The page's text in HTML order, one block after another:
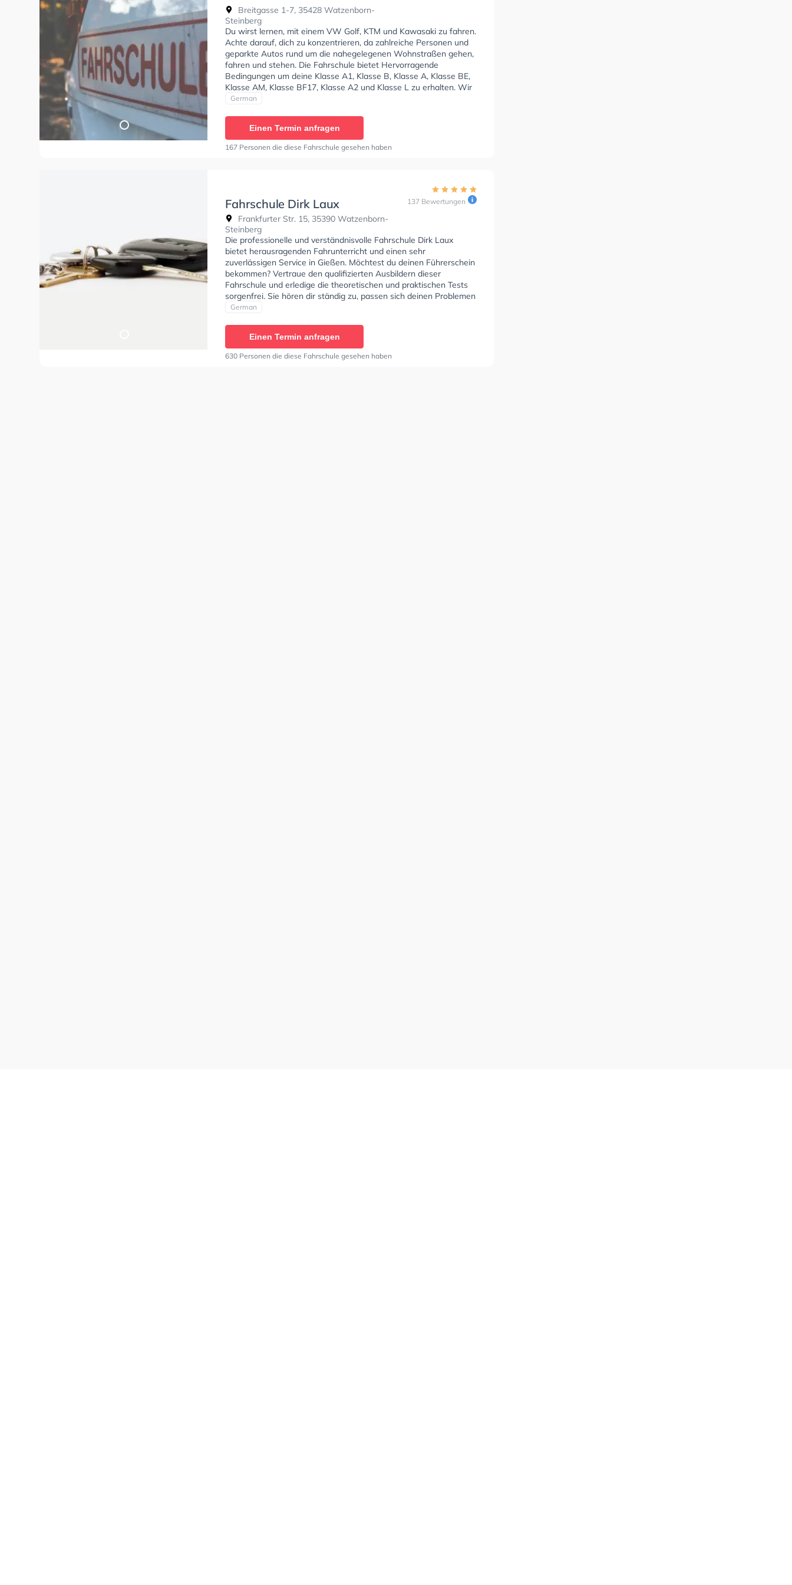
Alexander Nix
Breitgasse 1-7, 35428 Watzenborn-
Steinberg
Du wirst lernen, mit einem VW Golf, KTM und Kawasaki zu fahren.
Achte darauf, dich zu konzentrieren, da zahlreiche Personen und
geparkte Autos rund um die nahegelegenen Wohnstraßen gehen,
fahren und stehen. Die Fahrschule bietet Hervorragende
Bedingungen um deine Klasse A1, Klasse B, Klasse A, Klasse BE,
Klasse AM, Klasse BF17, Klasse A2 und Klasse L zu erhalten. Wir
empfehlen dir auch online-theorie tests am PC zu absolvieren, um
Stefan inh Alexander Nix Sie können einen Termin online
anfragen.
German
Einen Termin anfragen
167 Personen die diese Fahrschule gesehen haben
Fahrschule Dirk Laux
Frankfurter Str. 15, 35390 Watzenborn-
Steinberg
137 Bewertungen
Die professionelle und verständnisvolle Fahrschule Dirk Laux
bietet herausragenden Fahrunterricht und einen sehr
zuverlässigen Service in Gießen. Möchtest du deinen Führerschein
bekommen? Vertraue den qualifizierten Ausbildern dieser
Fahrschule und erledige die theoretischen und praktischen Tests
sorgenfrei. Sie hören dir ständig zu, passen sich deinen Problemen
an und bieten dir eine abgestimmte Lernerfahrung. In der
German
Einen Termin anfragen
630 Personen die diese Fahrschule gesehen haben